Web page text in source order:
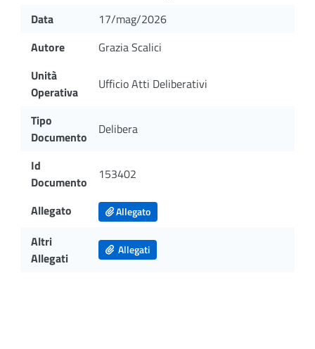
Data
17/mag/2026
Autore
Grazia Scalici
Unità
Operativa
Ufficio Atti Deliberativi
Tipo
Documento
Delibera
Id
Documento
153402
Allegato Allegato
Altri
Allegati
Allegati